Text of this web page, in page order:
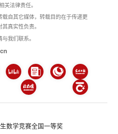
关法律责任。
自其它媒体，转载目的在于传递更
真实性负责。
我们联系。
数学竞赛全国一等奖